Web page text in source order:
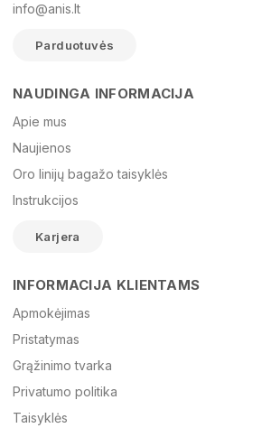
El. paštas
Žinutė
info@anis.lt
Parduotuvės
NAUDINGA INFORMACIJA
Apie mus
Naujienos
Oro linijų bagažo taisyklės
Instrukcijos
Karjera
INFORMACIJA KLIENTAMS
Apmokėjimas
Pristatymas
Grąžinimo tvarka
Privatumo politika
Taisyklės